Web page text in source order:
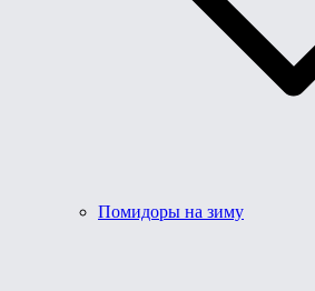
Помидоры на зиму